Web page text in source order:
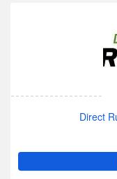
Direct